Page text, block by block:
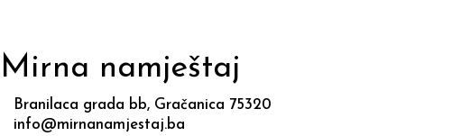
Mirna namještaj
Branilaca grada bb, Gračanica 75320
info@mirnanamjestaj.ba